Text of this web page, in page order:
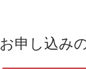
お申し込み